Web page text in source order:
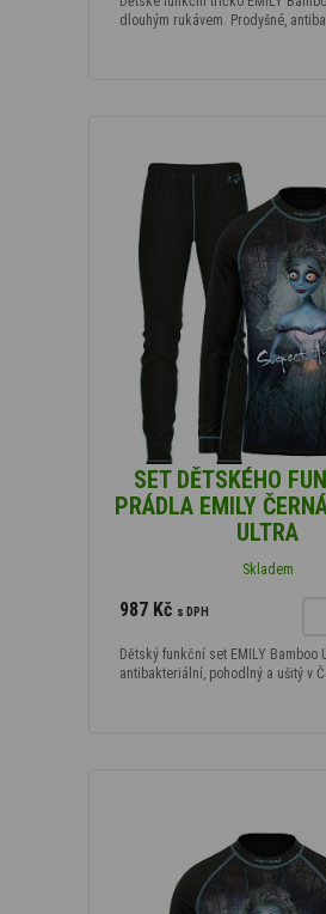
dlouhým rukávem. Prodyšné,
SET DĚTSKÉHO
PRÁDLA EMILY
ULTRA
Skladem
987 Kč s DPH
Dětský funkční set EMILY Bamboo
antibakteriální, pohodlný a ušitý v